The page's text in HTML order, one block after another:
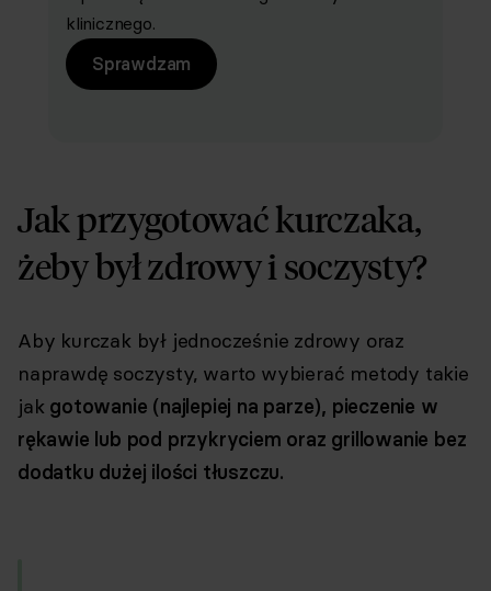
klinicznego.
Sprawdzam
Jak przygotować kurczaka,
żeby był zdrowy i soczysty?
Aby kurczak był jednocześnie zdrowy oraz
naprawdę soczysty, warto wybierać metody takie
jak gotowanie (najlepiej na parze), pieczenie w
rękawie lub pod przykryciem oraz grillowanie bez
dodatku dużej ilości tłuszczu.